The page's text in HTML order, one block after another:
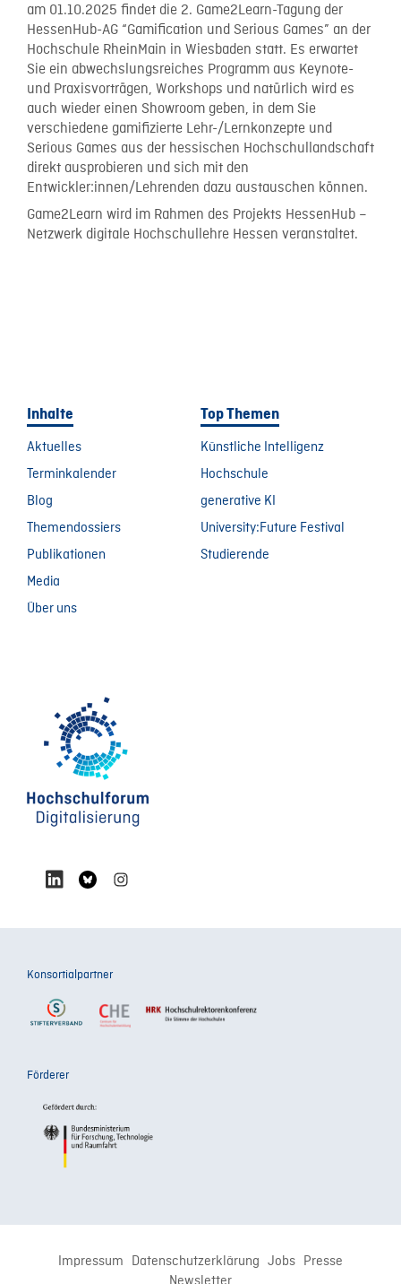
am 01.10.2025 findet die 2. Game2Learn-Tagung der
HessenHub-AG “Gamification und Serious Games” an der
Hochschule RheinMain in Wiesbaden statt. Es erwartet
Sie ein abwechslungsreiches Programm aus Keynote-
und Praxisvorträgen, Workshops und natürlich wird es
auch wieder einen Showroom geben, in dem Sie
verschiedene gamifizierte Lehr-/Lernkonzepte und
Serious Games aus der hessischen Hochschullandschaft
direkt ausprobieren und sich mit den
Entwickler:innen/Lehrenden dazu austauschen können.
Game2Learn wird im Rahmen des Projekts HessenHub –
Netzwerk digitale Hochschullehre Hessen veranstaltet.
Inhalte
Aktuelles
Terminkalender
Blog
Themendossiers
Publikationen
Media
Über uns
Top Themen
Künstliche Intelligenz
Hochschule
generative KI
University:Future Festival
Studierende
Konsortialpartner
Förderer
Impressum Datenschutzerklärung Jobs Presse